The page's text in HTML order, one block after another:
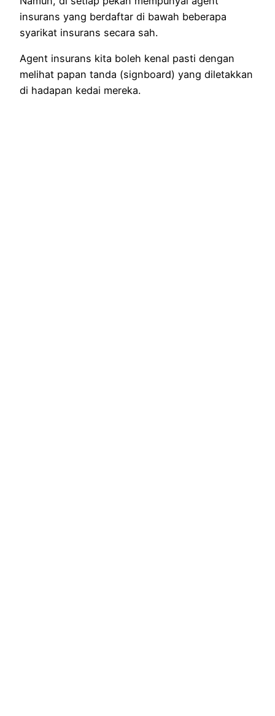
insurans yang berdaftar di bawah beberapa
syarikat insurans secara sah.
Agent insurans kita boleh kenal pasti dengan
melihat papan tanda (signboard) yang diletakkan
di hadapan kedai mereka.